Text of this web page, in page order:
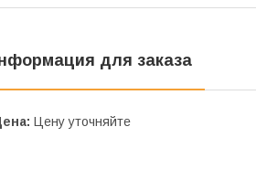
для заказа
Цену уточняйте